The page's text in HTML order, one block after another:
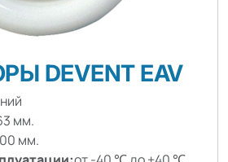
DEVENT EAV
мм.
мм.